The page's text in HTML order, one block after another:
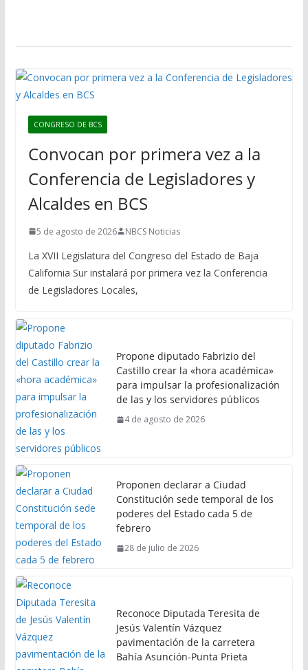
CONGRESO DE BCS
Convocan por primera vez a la
Conferencia de Legisladores y
Alcaldes en BCS
5 de agosto de 2026 NBCS Noticias
La XVII Legislatura del Congreso del Estado de Baja
California Sur instalará por primera vez la Conferencia
de Legisladores Locales,
Propone diputado Fabrizio del
Castillo crear la «hora académica»
para impulsar la profesionalización
de las y los servidores públicos
4 de agosto de 2026
Proponen declarar a Ciudad
Constitución sede temporal de los
poderes del Estado cada 5 de
febrero
28 de julio de 2026
Reconoce Diputada Teresita de
Jesús Valentín Vázquez
pavimentación de la carretera
Bahía Asunción-Punta Prieta